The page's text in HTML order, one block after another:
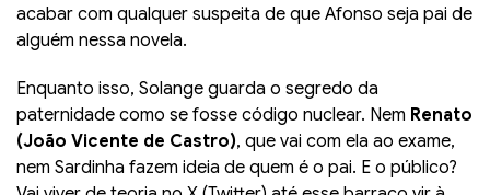
acabar com qualquer suspeita de que Afonso seja pai de
alguém nessa novela.
Enquanto isso, Solange guarda o segredo da
paternidade como se fosse código nuclear. Nem Renato
(João Vicente de Castro), que vai com ela ao exame,
nem Sardinha fazem ideia de quem é o pai. E o público?